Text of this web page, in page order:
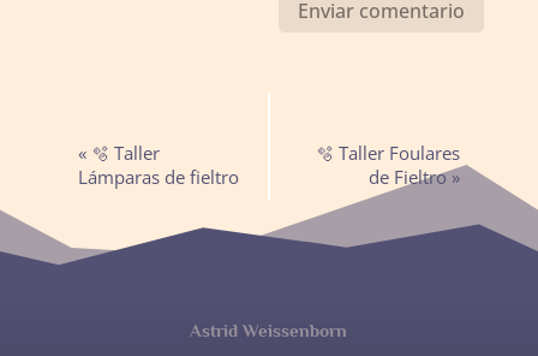
Navegación
del
Evento
« 🫧 Taller
Lámparas de fieltro
🫧 Taller Foulares
de Fieltro»
Astrid Weissenborn